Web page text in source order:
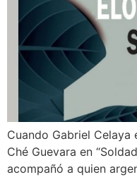
Cuando Gabriel
Ché Guevara en
acompañó a quien